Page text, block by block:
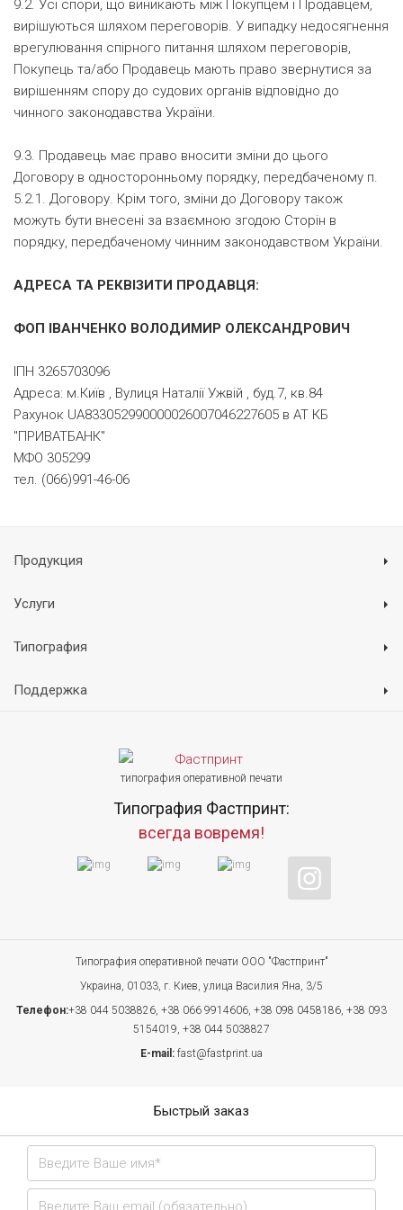
9.2. Усі спори, що виникають між Покупцем і Продавцем,
вирішуються шляхом переговорів. У випадку недосягнення
врегулювання спірного питання шляхом переговорів,
Покупець та/або Продавець мають право звернутися за
вирішенням спору до судових органів відповідно до
чинного законодавства України.
9.3. Продавець має право вносити зміни до цього
Договору в односторонньому порядку, передбаченому п.
5.2.1. Договору. Крім того, зміни до Договору також
можуть бути внесені за взаємною згодою Сторін в
порядку, передбаченому чинним законодавством України.
АДРЕСА ТА РЕКВІЗИТИ ПРОДАВЦЯ:
ФОП ІВАНЧЕНКО ВОЛОДИМИР ОЛЕКСАНДРОВИЧ
ІПН 3265703096
Адреса: м.Київ , Вулиця Наталії Ужвій , буд.7, кв.84
Рахунок UA833052990000026007046227605 в АТ КБ
"ПРИВАТБАНК"
МФО 305299
тел. (066)991-46-06
Продукция
Услуги
Типография
Поддержка
типография оперативной печати
Типография Фастпринт:
всегда вовремя!
Типография оперативной печати ООО "Фастпринт"
Украина, 01033, г. Киев, улица Василия Яна, 3/5
Телефон:+38 044 5038826, +38 066 9914606, +38 098 0458186, +38 093
5154019, +38 044 5038827
E-mail: fast@fastprint.ua
Быстрый заказ